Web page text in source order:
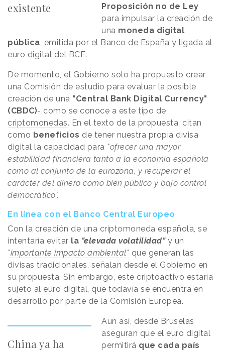
existente
Proposición no de Ley
para impulsar la creación de
una moneda digital
pública , emitida por el Banco de España y ligada al
euro digital del BCE.
De momento, el Gobierno solo ha propuesto crear
una Comisión de estudio para evaluar la posible
creación de una "Central Bank Digital Currency"
(CBDC)- como se conoce a este tipo de
criptomonedas. En el texto de la propuesta, citan
como beneficios de tener nuestra propia divisa
digital la capacidad para "ofrecer una mayor
estabilidad financiera tanto a la economía española
como al conjunto de la eurozona, y recuperar el
carácter del dinero como bien público y bajo control
democrático".
En línea con el Banco Central Europeo
Con la creación de una criptomoneda española, se
intentaría evitar la "elevada volatilidad" y un
"importante impacto ambiental" que generan las
divisas tradicionales, señalan desde el Gobierno en
su propuesta. Sin embargo, este criptoactivo estaría
sujeto al euro digital, que todavía se encuentra en
desarrollo por parte de la Comisión Europea.
China ya ha
Aun así, desde Bruselas
aseguran que el euro digital
permitirá que cada país